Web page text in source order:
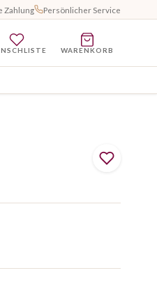
Zahlung Persönlicher Service
WARENKORB